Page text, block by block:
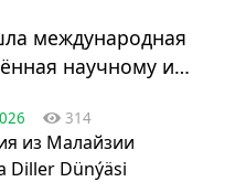
международная
научному и
314
из Малайзии
Diller Dünýäsi